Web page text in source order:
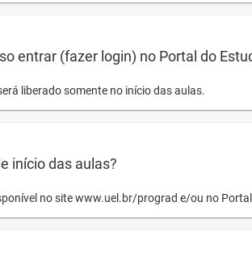
entrar (fazer login) no Portal do
liberado somente no início das aulas.
início das aulas?
no site www.uel.br/prograd e/ou no